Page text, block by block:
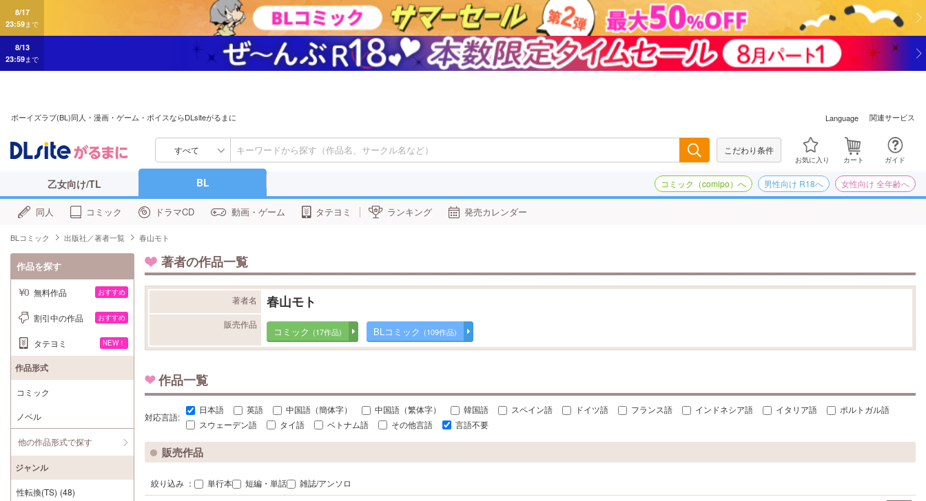
8/17
23:59まで
8/13
23:59まで
ボーイズラブ(BL)同人・漫画・ゲーム・ボイスならDLsiteがるまに Language 関連サービス
すべて こだわり条件
お気に入り カート ガイド
乙女向け/TL BL コミック（comipo）へ 男性向け R18へ 女性向け 全年齢へ
同人 コミック ドラマCD 動画・ゲーム タテヨミ ランキング 発売カレンダー
BLコミック 出版社／著者一覧 春山モト
著者の作品一覧
著者名 春山モト
販売作品
コミック (17作品) BLコミック (109作品)
作品一覧
対応言語:
日本語 英語 中国語（簡体字） 中国語（繁体字） 韓国語 スペイン語 ドイツ語 フランス語 インドネシア語 イタリア語
ポルトガル語
スウェーデン語
タイ語 ベトナム語 その他言語 言語不要
販売作品
絞り込み ： 単行本 短編・単話 雑誌/アンソロ
作品を探す
無料作品 おすすめ
割引中の作品 おすすめ
タテヨミ NEW！
作品形式
コミック
ノベル
他の作品形式で探す
ジャンル
性転換(TS) (48)